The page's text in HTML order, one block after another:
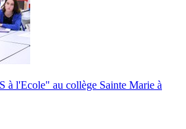
à l'Ecole" au collège Sainte Marie à